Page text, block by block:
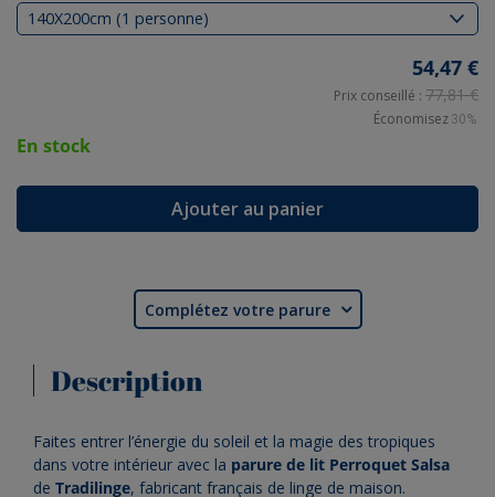
54,47 €
Prix conseillé : 77,81 €
Économisez 30%
En stock
Ajouter au panier
Complétez votre parure 
Description
Faites entrer l’énergie du soleil et la magie des tropiques
dans votre intérieur avec la parure de lit Perroquet Salsa
de Tradilinge, fabricant français de linge de maison.